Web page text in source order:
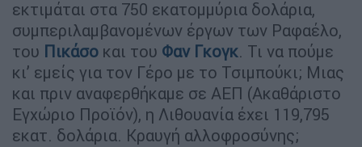
εκτιμάται στα 750 εκατομμύρια δολάρια,
συμπεριλαμβανομένων έργων των Ραφαέλο,
του Πικάσο και του Φαν Γκογκ. Τι να πούμε
κι’ εμείς για τον Γέρο με το Τσιμπούκι; Μιας
και πριν αναφερθήκαμε σε ΑΕΠ (Ακαθάριστο
Εγχώριο Προϊόν), η Λιθουανία έχει 119,795
εκατ. δολάρια. Κραυγή αλλοφροσύνης;